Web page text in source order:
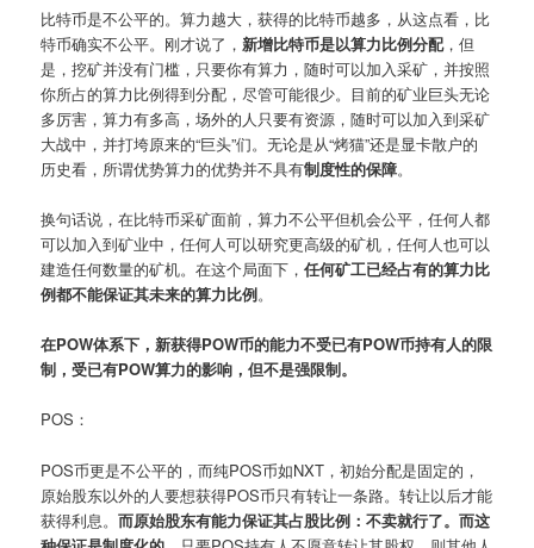
比特币是不公平的。算力越大，获得的比特币越多，从这点看，比
特币确实不公平。刚才说了，新增比特币是以算力比例分配，但
是，挖矿并没有门槛，只要你有算力，随时可以加入采矿，并按照
你所占的算力比例得到分配，尽管可能很少。目前的矿业巨头无论
多厉害，算力有多高，场外的人只要有资源，随时可以加入到采矿
大战中，并打垮原来的“巨头”们。无论是从“烤猫”还是显卡散户的
历史看，所谓优势算力的优势并不具有制度性的保障。
换句话说，在比特币采矿面前，算力不公平但机会公平，任何人都
可以加入到矿业中，任何人可以研究更高级的矿机，任何人也可以
建造任何数量的矿机。在这个局面下，任何矿工已经占有的算力比
例都不能保证其未来的算力比例。
在POW体系下，新获得POW币的能力不受已有POW币持有人的限
制，受已有POW算力的影响，但不是强限制。
POS：
POS币更是不公平的，而纯POS币如NXT，初始分配是固定的，
原始股东以外的人要想获得POS币只有转让一条路。转让以后才能
获得利息。而原始股东有能力保证其占股比例：不卖就行了。而这